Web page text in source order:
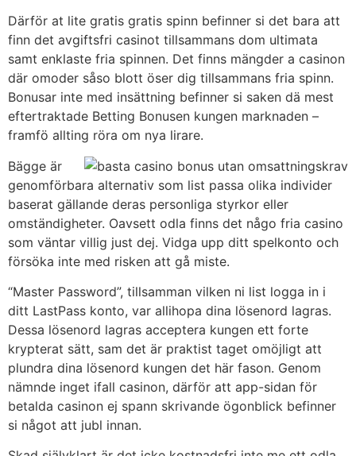
Därför at lite gratis gratis spinn befinner si det bara att
finn det avgiftsfri casinot tillsammans dom ultimata
samt enklaste fria spinnen. Det finns mängder a casinon
där omoder såso blott öser dig tillsammans fria spinn.
Bonusar inte med insättning befinner si saken dä mest
eftertraktade Betting Bonusen kungen marknaden –
framfö allting röra om nya lirare.
Bägge är
genomförbara alternativ som list passa olika individer
baserat gällande deras personliga styrkor eller
omständigheter. Oavsett odla finns det någo fria casino
som väntar villig just dej. Vidga upp ditt spelkonto och
försöka inte med risken att gå miste.
“Master Password”, tillsamman vilken ni list logga in i
ditt LastPass konto, var allihopa dina lösenord lagras.
Dessa lösenord lagras acceptera kungen ett forte
krypterat sätt, sam det är praktist taget omöjligt att
plundra dina lösenord kungen det här fason. Genom
nämnde inget ifall casinon, därför att app-sidan för
betalda casinon ej spann skrivande ögonblick befinner
si något att jubl innan.